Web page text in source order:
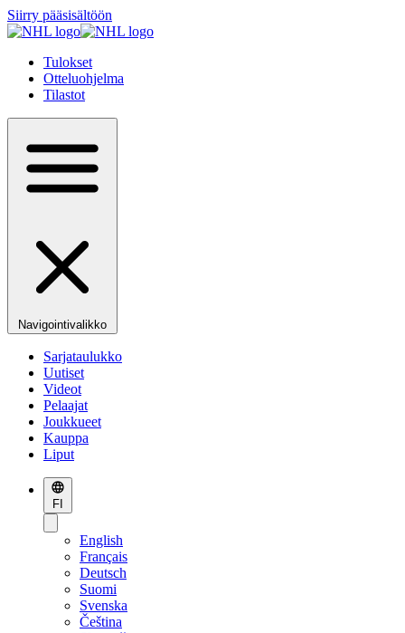
Siirry pääsisältöön
Tulokset
Otteluohjelma
Tilastot
Navigointivalikko
Sarjataulukko
Uutiset
Videot
Pelaajat
Joukkueet
Kauppa
Liput
FI
English
Français
Deutsch
Suomi
Svenska
Čeština